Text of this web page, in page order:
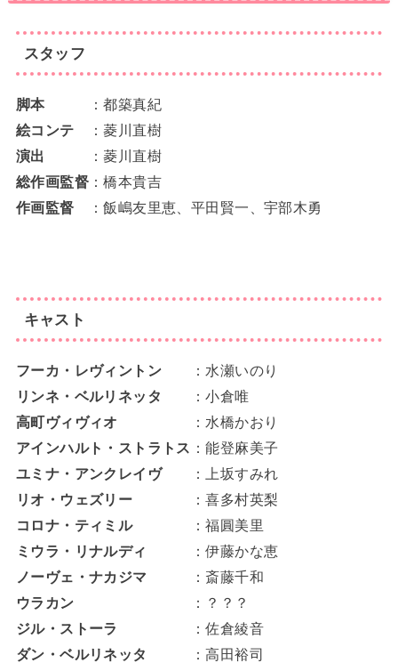
スタッフ
脚本
：都築真紀
絵コンテ
：菱川直樹
演出
：菱川直樹
総作画監督：橋本貴吉
作画監督
：飯嶋友里恵、平田賢一、宇部木勇
キャスト
フーカ・レヴィントン
：水瀬いのり
リンネ・ベルリネッタ
：小倉唯
高町ヴィヴィオ
：水橋かおり
アインハルト・ストラトス ：能登麻美子
ユミナ・アンクレイヴ
：上坂すみれ
リオ・ウェズリー
：喜多村英梨
コロナ・ティミル
：福圓美里
ミウラ・リナルディ
：伊藤かな恵
ノーヴェ・ナカジマ
：斎藤千和
ウラカン
：？？？
ジル・ストーラ
：佐倉綾音
ダン・ベルリネッタ
：高田裕司